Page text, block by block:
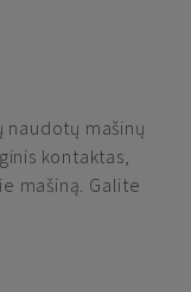
naudotų mašinų
kontaktas,
mašiną. Galite